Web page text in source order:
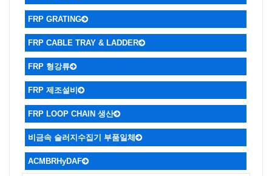
FRP GRATING
ㆍGRATING & STRUCTURAL
ㆍ적용사례
FRP CABLE TRAY & LADDER
FRP 형강류
FRP 제조설비
FRP LOOP CHAIN 생산
비금속 슬러지수집기 부품일체
ACMBRHyDAF